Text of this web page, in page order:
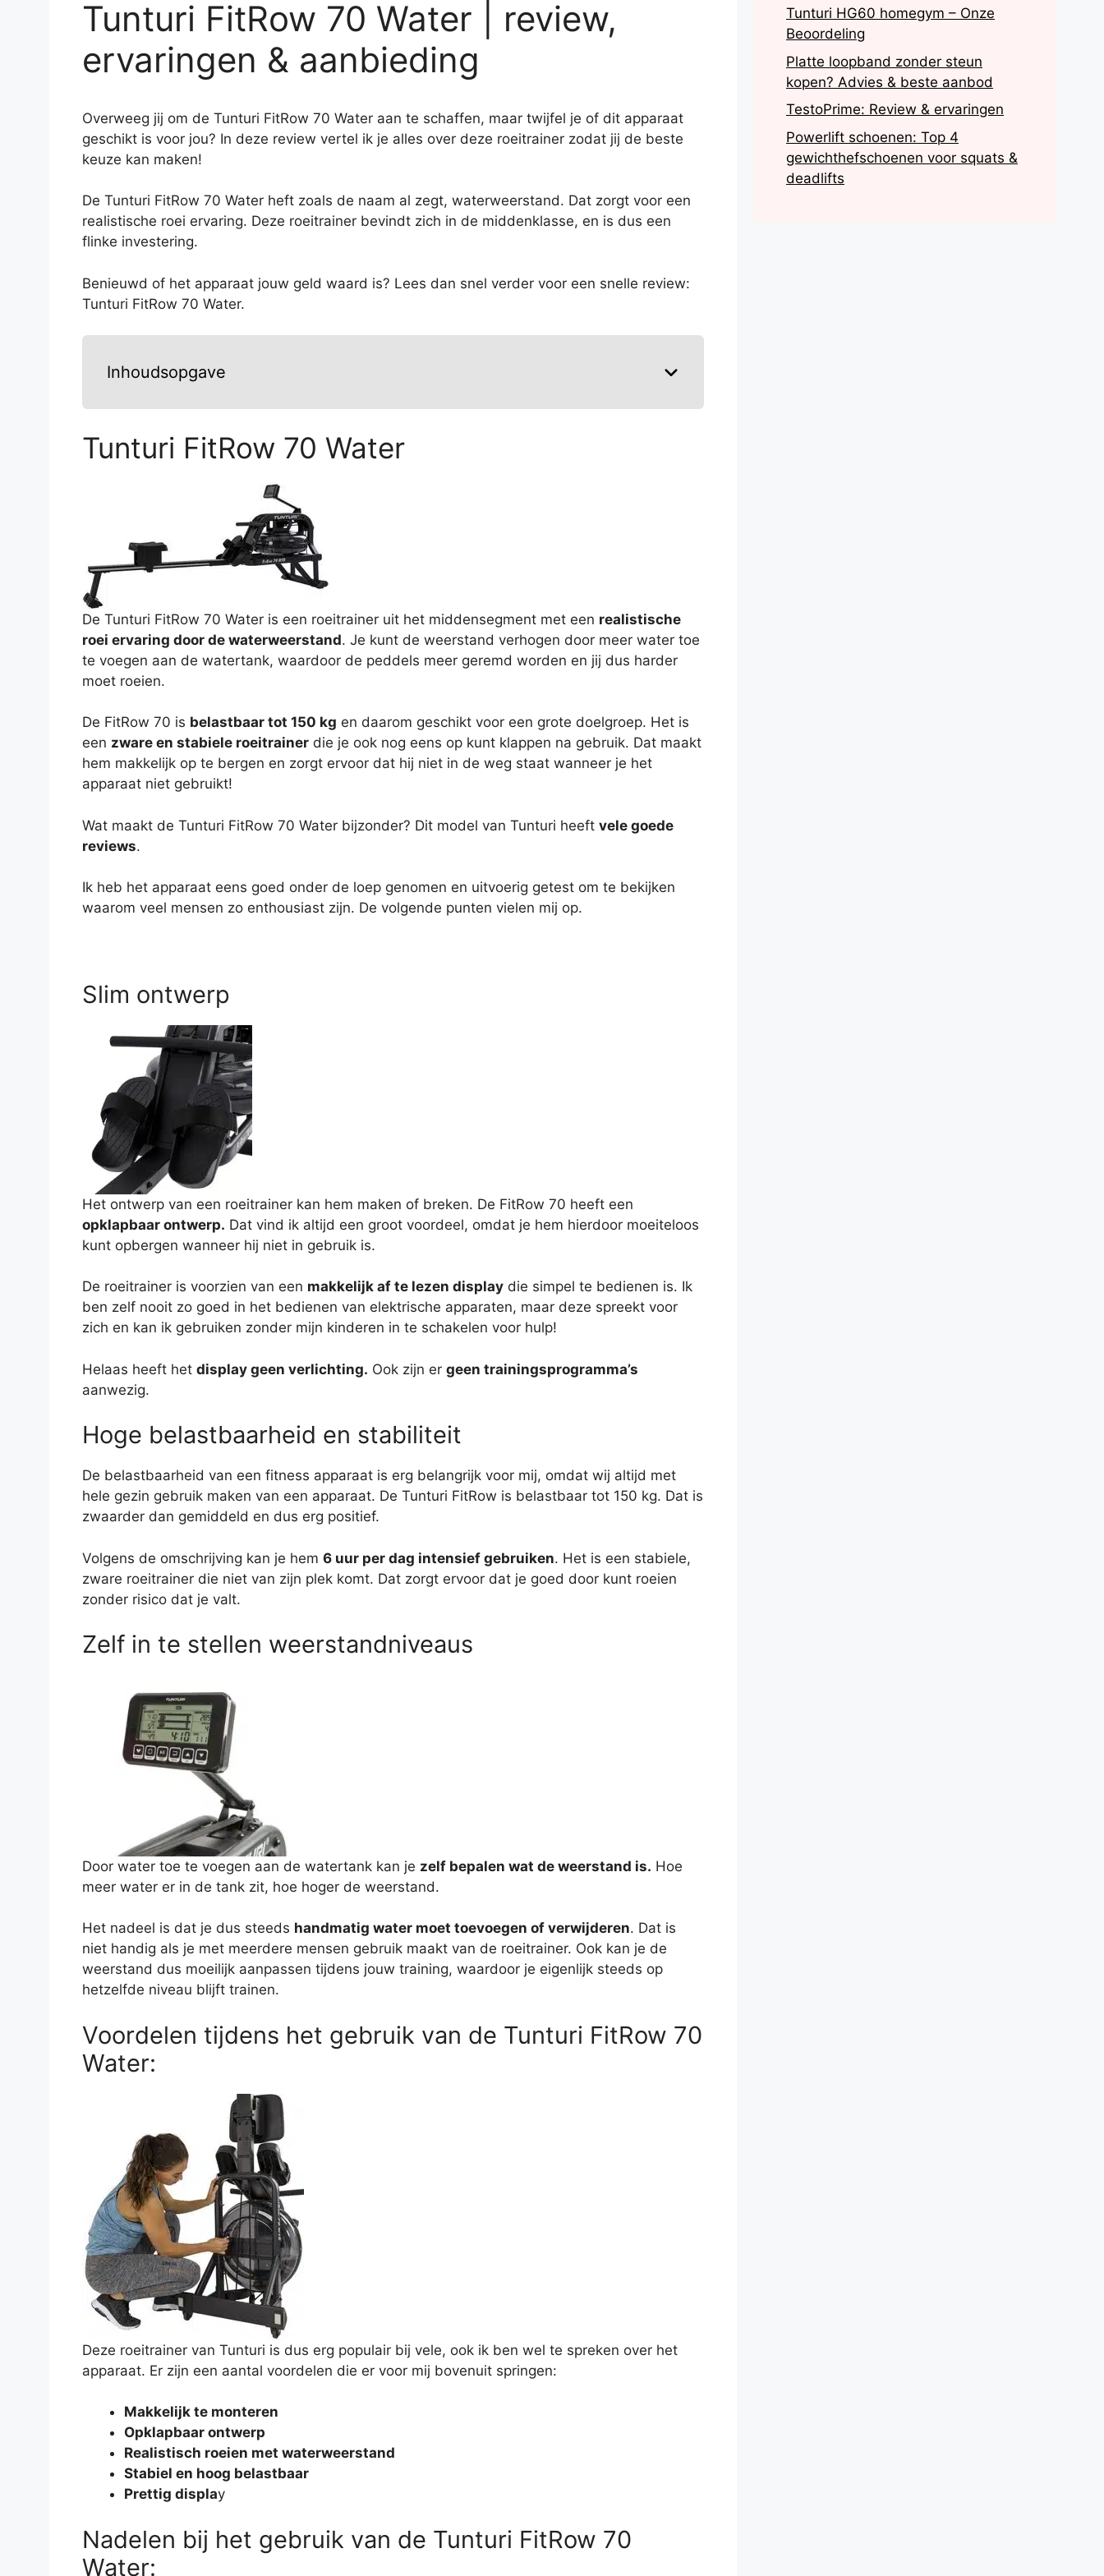
Tunturi FitRow 70 Water | review,
ervaringen & aanbieding
Overweeg jij om de Tunturi FitRow 70 Water aan te schaffen, maar twijfel je of dit apparaat
geschikt is voor jou? In deze review vertel ik je alles over deze roeitrainer zodat jij de beste
keuze kan maken!
De Tunturi FitRow 70 Water heft zoals de naam al zegt, waterweerstand. Dat zorgt voor een
realistische roei ervaring. Deze roeitrainer bevindt zich in de middenklasse, en is dus een
flinke investering.
Benieuwd of het apparaat jouw geld waard is? Lees dan snel verder voor een snelle review:
Tunturi FitRow 70 Water.
Inhoudsopgave
Tunturi FitRow 70 Water
De Tunturi FitRow 70 Water is een roeitrainer uit het middensegment met een realistische
roei ervaring door de waterweerstand. Je kunt de weerstand verhogen door meer water toe
te voegen aan de watertank, waardoor de peddels meer geremd worden en jij dus harder
moet roeien.
De FitRow 70 is belastbaar tot 150 kg en daarom geschikt voor een grote doelgroep. Het is
een zware en stabiele roeitrainerdie je ook nog eens op kunt klappen na gebruik. Dat maakt
hem makkelijk op te bergen en zorgt ervoor dat hij niet in de weg staat wanneer je het
apparaat niet gebruikt!
Wat maakt de Tunturi FitRow 70 Water bijzonder? Dit model van Tunturi heeft vele goede
reviews.
Ik heb het apparaat eens goed onder de loep genomen en uitvoerig getest om te bekijken
waarom veel mensen zo enthousiast zijn. De volgende punten vielen mij op.
Slim ontwerp
Het ontwerp van een roeitrainer kan hem maken of breken. De FitRow 70 heeft een
opklapbaar ontwerp. Dat vind ik altijd een groot voordeel, omdat je hem hierdoor moeiteloos
kunt opbergen wanneer hij niet in gebruik is.
De roeitrainer is voorzien van een makkelijk af te lezen displaydie simpel te bedienen is. Ik
ben zelf nooit zo goed in het bedienen van elektrische apparaten, maar deze spreekt voor
zich en kan ik gebruiken zonder mijn kinderen in te schakelen voor hulp!
Helaas heeft het display geen verlichting. Ook zijn er geen trainingsprogramma’s
aanwezig.
Hoge belastbaarheid en stabiliteit
De belastbaarheid van een fitness apparaat is erg belangrijk voor mij, omdat wij altijd met
hele gezin gebruik maken van een apparaat. De Tunturi FitRow is belastbaar tot 150 kg. Dat is
zwaarder dan gemiddeld en dus erg positief.
Volgens de omschrijving kan je hem 6 uur per dag intensief gebruiken. Het is een stabiele,
zware roeitrainer die niet van zijn plek komt. Dat zorgt ervoor dat je goed door kunt roeien
zonder risico dat je valt.
Zelf in te stellen weerstandniveaus
Door water toe te voegen aan de watertank kan je zelf bepalen wat de weerstand is. Hoe
meer water er in de tank zit, hoe hoger de weerstand.
Het nadeel is dat je dus steeds handmatig water moet toevoegen of verwijderen. Dat is
niet handig als je met meerdere mensen gebruik maakt van de roeitrainer. Ook kan je de
weerstand dus moeilijk aanpassen tijdens jouw training, waardoor je eigenlijk steeds op
hetzelfde niveau blijft trainen.
Voordelen tijdens het gebruik van de Tunturi FitRow 70
Water:
Deze roeitrainer van Tunturi is dus erg populair bij vele, ook ik ben wel te spreken over het
apparaat. Er zijn een aantal voordelen die er voor mij bovenuit springen:
Makkelijk te monteren
Opklapbaar ontwerp
Realistisch roeien met waterweerstand
Stabiel en hoog belastbaar
Prettig display
Nadelen bij het gebruik van de Tunturi FitRow 70
Water:
Tunturi HG60 homegym – Onze
Beoordeling
Platte loopband zonder steun
kopen? Advies & beste aanbod
TestoPrime: Review & ervaringen
Powerlift schoenen: Top 4
gewichthefschoenen voor squats &
deadlifts